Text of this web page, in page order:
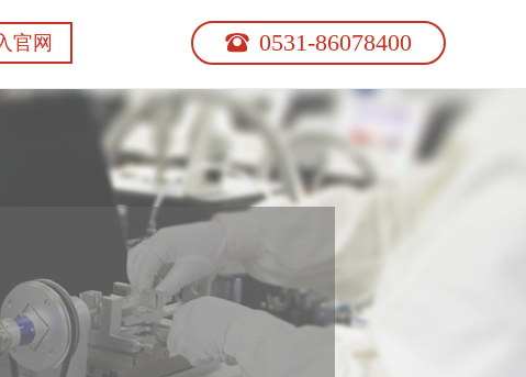
뀰 0531-86078400
官网